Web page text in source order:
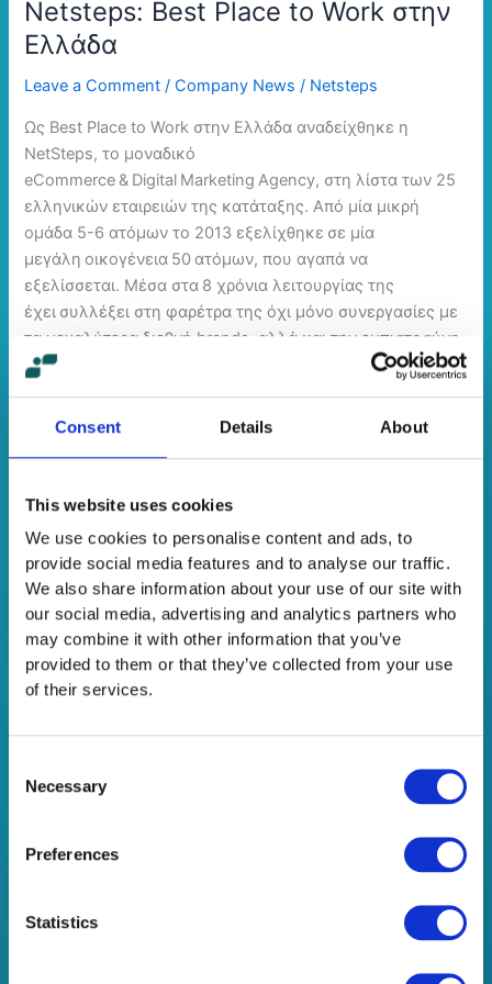
Consent Details About
This website uses cookies
We use cookies to personalise content and ads, to
provide social media features and to analyse our traffic.
We also share information about your use of our site with
our social media, advertising and analytics partners who
may combine it with other information that you’ve
provided to them or that they’ve collected from your use
of their services.
Selection
Necessary
Preferences
Statistics
Netsteps: Best Place to Work στην
Ελλάδα
Leave a Comment /Company News / Netsteps
Ως Best Place to Work στην Ελλάδα αναδείχθηκε η
NetSteps, το μοναδικό
eCommerce & Digital Marketing Agency, στη λίστα των 25
ελληνικών εταιρειών της κατάταξης. Από μία μικρή
ομάδα 5-6 ατόμων το 2013 εξελίχθηκε σε μία
μεγάλη οικογένεια 50 ατόμων, που αγαπά να
εξελίσσεται. Μέσα στα 8 χρόνια λειτουργίας της
έχει συλλέξει στη φαρέτρα της όχι μόνο συνεργασίες με
τα μεγαλύτερα διεθνή brands, αλλά και την εμπιστοσύνη
& τον ενθουσιασμό των εργαζομένων της.
We are a Great Place to Work!
η NetSteps, που από μία μικρή ομάδα 5-6 ατόμων το
2013 εξελίχθηκε σε μία
We
are
Great
Place
to
Work!